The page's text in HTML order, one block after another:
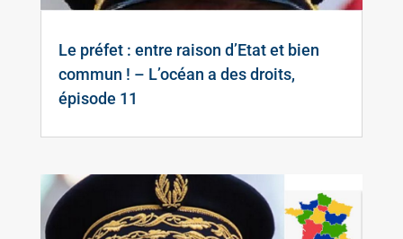
Le préfet : entre raison d’Etat et bien
commun ! – L’océan a des droits,
épisode 11